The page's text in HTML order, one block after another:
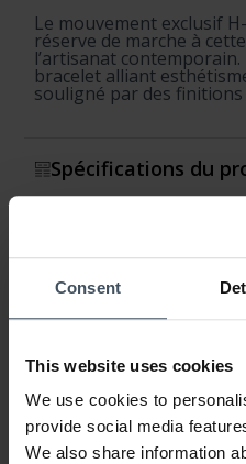
Consent
This website uses cookies
We use cookies to
provide social media
We also share information
Le mouvement exclusif
réserve de marche à
l’artisanat
bracelet alliant
souligné par des
Spécifications du
Retour et échange